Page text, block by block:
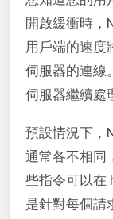
開啟緩衝時，
用戶端的速度
伺服器的連線
伺服器繼續處
預設情況下，
通常各不相同
些指令可以在
是針對每個請